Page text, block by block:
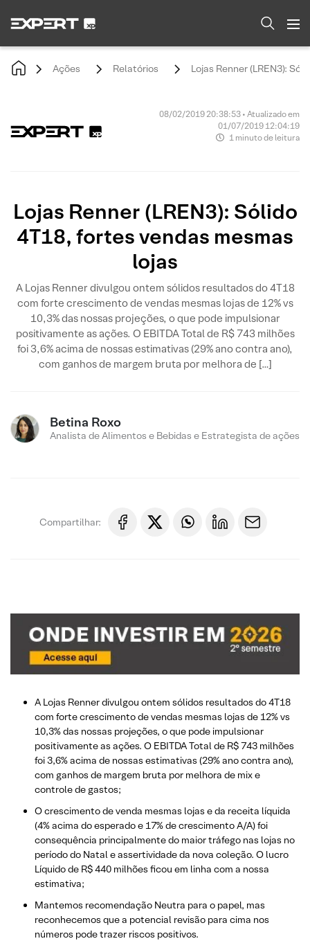
Ações Relatórios Lojas Renner (LREN3):
08/02/2019 20:38:53 • Atualizado em
01/07/2019 12:04:19
1 minuto de leitura
Lojas Renner (LREN3): Sólido
4T18, fortes vendas mesmas
lojas
A Lojas Renner divulgou ontem sólidos resultados do 4T18
com forte crescimento de vendas mesmas lojas de 12% vs
10,3% das nossas projeções, o que pode impulsionar
positivamente as ações. O EBITDA Total de R$ 743 milhões
foi 3,6% acima de nossas estimativas (29% ano contra ano),
com ganhos de margem bruta por melhora de […]
Betina Roxo
Analista de Alimentos e Bebidas e Estrategista de ações
Compartilhar:
A Lojas Renner divulgou ontem sólidos resultados do 4T18
com forte crescimento de vendas mesmas lojas de 12% vs
10,3% das nossas projeções, o que pode impulsionar
positivamente as ações. O EBITDA Total de R$ 743 milhões
foi 3,6% acima de nossas estimativas (29% ano contra ano),
com ganhos de margem bruta por melhora de mix e
controle de gastos;
O crescimento de venda mesmas lojas e da receita líquida
(4% acima do esperado e 17% de crescimento A/A) foi
consequência principalmente do maior tráfego nas lojas no
período do Natal e assertividade da nova coleção. O lucro
Líquido de R$ 440 milhões ficou em linha com a nossa
estimativa;
Mantemos recomendação Neutra para o papel, mas
reconhecemos que a potencial revisão para cima nos
números pode trazer riscos positivos.​